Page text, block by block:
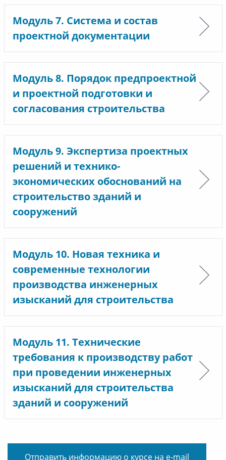
Модуль 7. Система и состав
проектной документации
Модуль 8. Порядок предпроектной
и проектной подготовки и
согласования строительства
Модуль 9. Экспертиза проектных
решений и технико-
экономических обоснований на
строительство зданий и
сооружений
Модуль 10. Новая техника и
современные технологии
производства инженерных
изысканий для строительства
Модуль 11. Технические
требования к производству работ
при проведении инженерных
изысканий для строительства
зданий и сооружений
Отправить информацию о курсе на e-mail